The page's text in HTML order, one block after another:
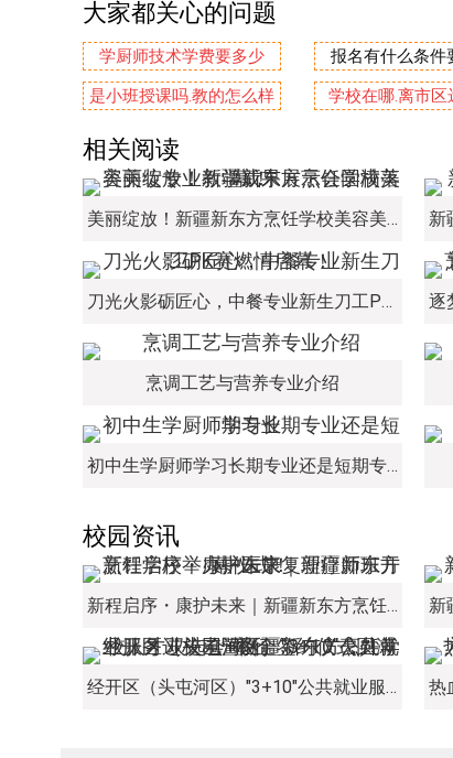
大家都关心的问题
学厨师技术学费要多少 报名有什么条件
是小班授课吗.教的怎么样 学校在哪.离市区
相关阅读
美丽绽放！新疆新东方烹饪学校美容美妆专业教学成果展示会圆满落幕！
刀光火影砺匠心，中餐专业新生刀工PK赛燃情启幕！
烹调工艺与营养专业介绍
初中生学厨师学习长期专业还是短期专业
校园资讯
新程启序・康护未来｜新疆新东方烹饪学校举办中医康复理疗师班开幕仪式！
经开区（头屯河区）"3+10"公共就业服务进校园暨新疆新东方烹饪学校人才双选会+校企签约仪式圆满举行